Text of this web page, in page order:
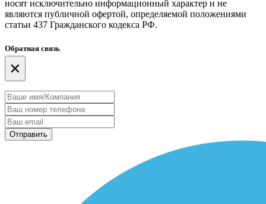
носят исключительно информационный характер и не
являются публичной офертой, определяемой положениями
статьи 437 Гражданского кодекса РФ.
Обратная связь
×
Отправить